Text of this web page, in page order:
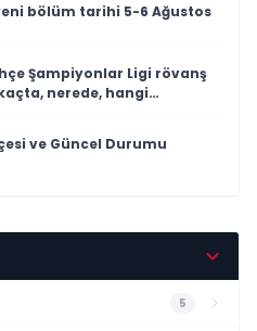
bölüm tarihi 5-6 Ağustos
Şampiyonlar Ligi rövanş
nerede, hangi
ve Güncel Durumu
5